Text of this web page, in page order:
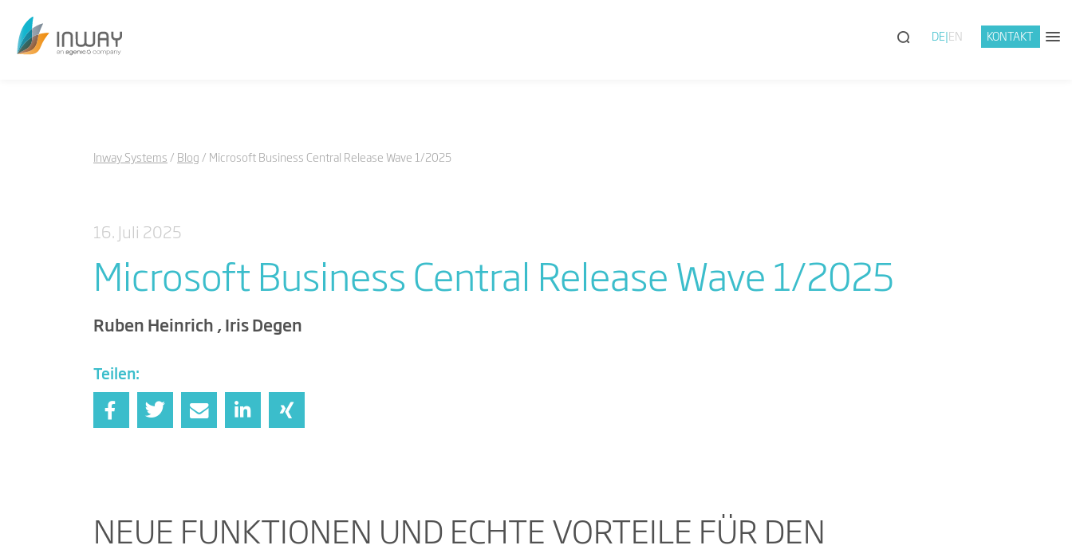
DE EN KONTAKT
Inway Systems Blog Microsoft Business Central Release Wave 1/2025
16. Juli 2025
Microsoft Business Central Release Wave 1/2025
Ruben Heinrich , Iris Degen
Teilen:
NEUE FUNKTIONEN UND ECHTE VORTEILE FÜR DEN